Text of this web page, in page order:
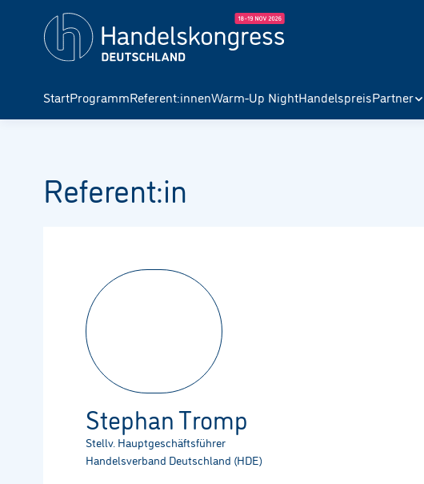
StartProgrammReferent:innenWarm-Up NightHandelspreisPartner
Referent:in
Stephan Tromp
Stellv. Hauptgeschäftsführer
Handelsverband Deutschland (HDE)